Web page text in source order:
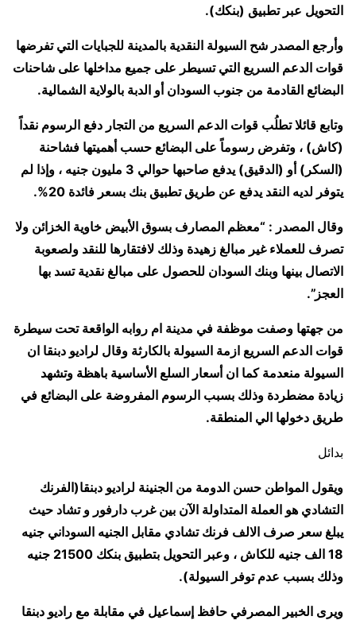
التحويل عبر تطبيق (بنكك).
وأرجع المصدر شح السيولة النقدية بالمدينة للجبايات التي تفرضها
قوات الدعم السريع التي تسيطر على جميع مداخلها على شاحنات
البضائع القادمة من جنوب السودان أو الدبة بالولاية الشمالية.
وتابع قائلا تطلُب قوات الدعم السريع من التجار دفع الرسوم نقداً
(كاش) ، وتفرض رسوماً على البضائع حسب أهميتها فشاحنة
(السكر) أو (الدقيق) يدفع صاحبها حوالي 3 مليون جنيه ، وإذا لم
يتوفر لديه النقد يدفع عن طريق تطبيق بنك بسعر فائدة 20%.
وقال المصدر : “معظم المصارف بسوق الأبيض خاوية الخزائن ولا
تصرف للعملاء غير مبالغ زهيدة وذلك لافتقارها للنقد ولصعوبة
الاتصال بينها وبنك السودان للحصول على مبالغ نقدية تسد بها
العجز”.
من جهتها وصفت موظفة في مدينة ام روابه الواقعة تحت سيطرة
قوات الدعم السريع ازمة السيولة بالكارثة وقال لراديو دبنقا ان
السيولة منعدمة كما ان أسعار السلع الأساسية باهظة وتشهد
زيادة مضطردة وذلك بسبب الرسوم المفروضة على البضائع في
طريق دخولها الي المنطقة.
بدائل
ويقول المواطن حسن الدومة من الجنينة لراديو دبنقا(الفرنك
التشادي هو العملة المتداولة الآن بين غرب دارفور و تشاد حيث
يبلغ سعر صرف الالف فرنك تشادي مقابل الجنيه السوداني جنيه
18 الف جنيه للكاش ، وعبر التحويل بتطبيق بنكك 21500 جنيه
وذلك بسبب عدم توفر السيولة).
ويرى الخبير المصرفي حافظ إسماعيل في مقابلة مع راديو دبنقا